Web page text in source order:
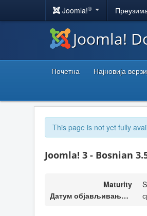
Joomla!®
Joomla!
Почетна Најновија
This page is not yet fully
Joomla! 3 - Bosnian
Maturity
Датум објављивања верзије